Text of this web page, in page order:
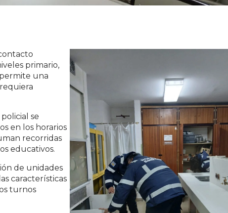
primario,
una
se
en los horarios
recorridas
educativos.
de unidades
características
turnos